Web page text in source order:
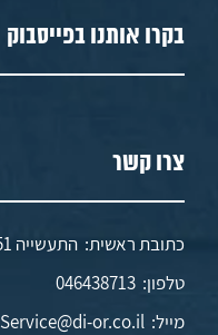
בקרו אותנו בפייסבוק
צרו קשר
כתובת ראשית: התעשייה 51, נשר
טלפון:046438713
מייל:Service@di-or.co.il